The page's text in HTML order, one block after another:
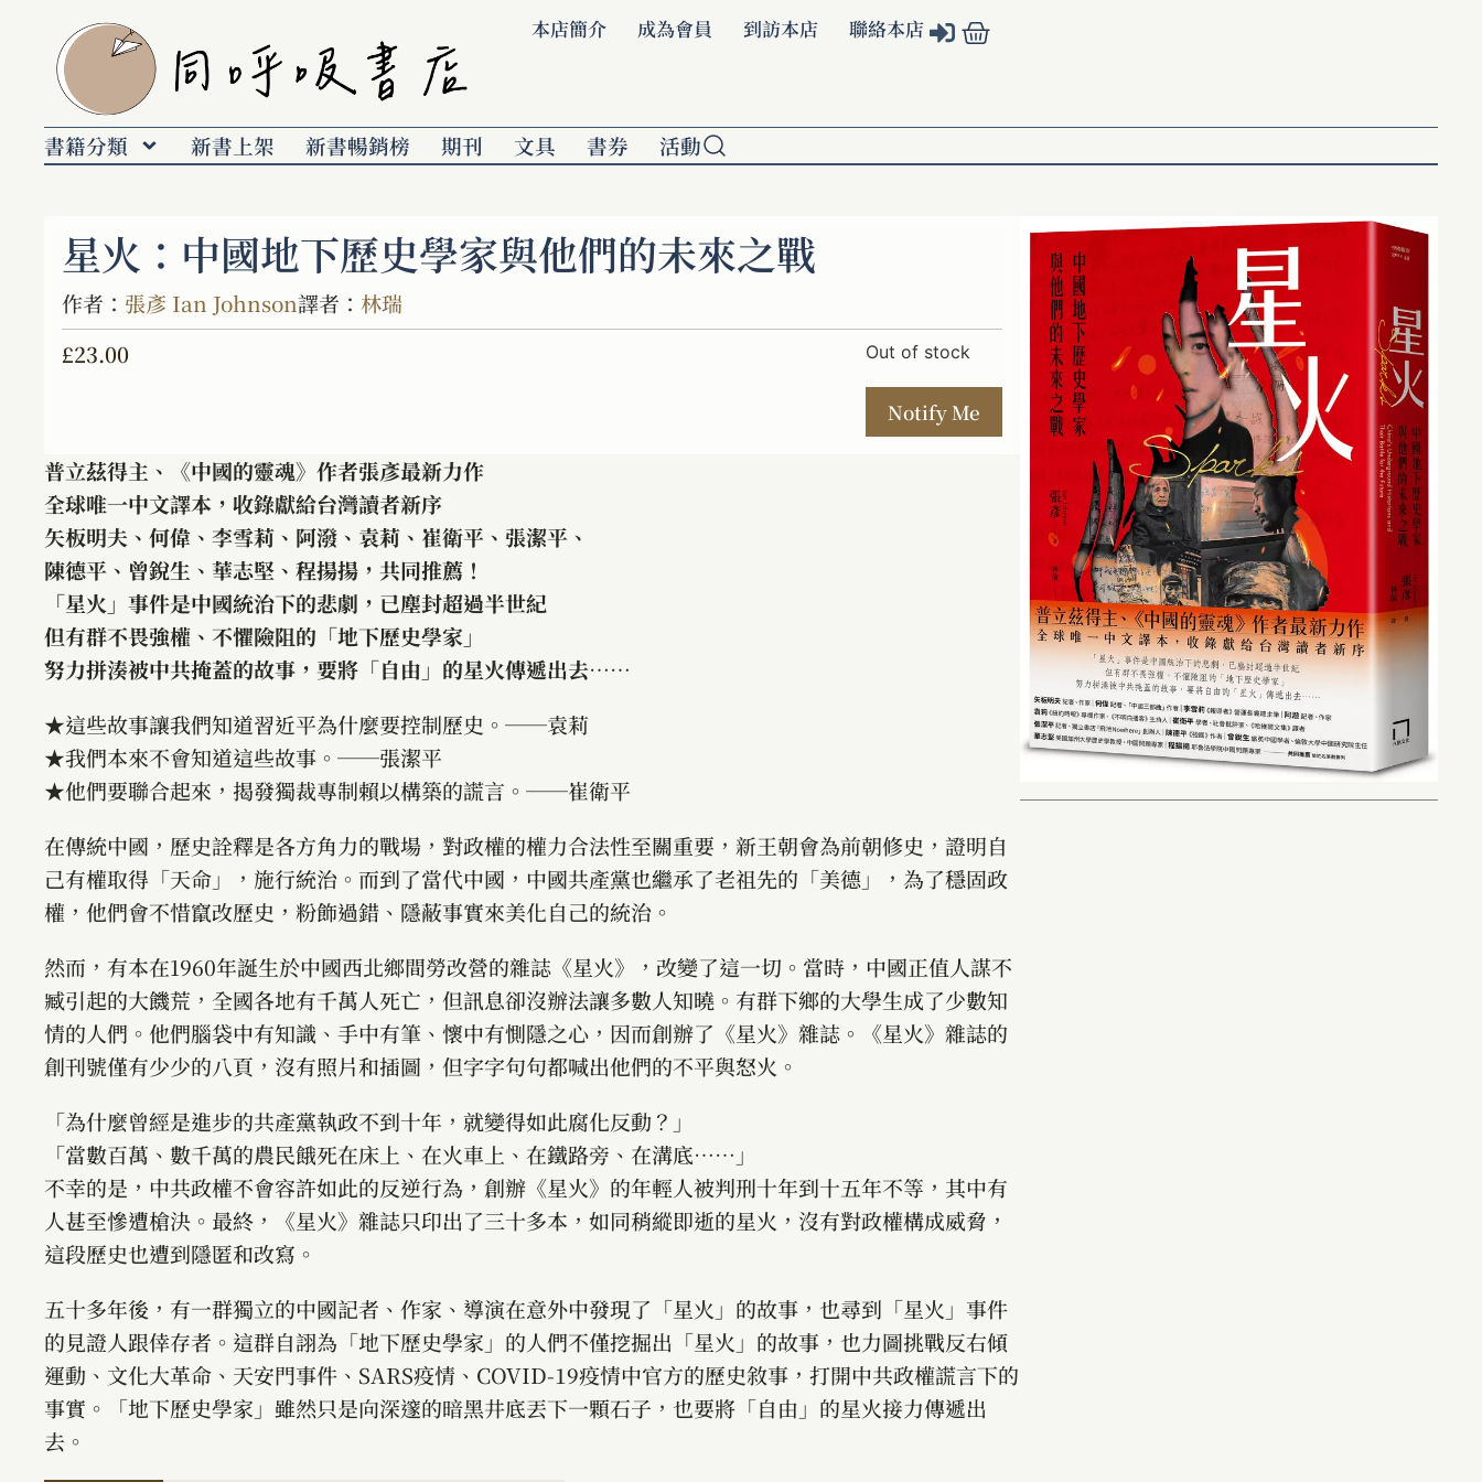
本店簡介 成為會員 到訪本店 聯絡本店
書籍分類 新書上架 新書暢銷榜 期刊 文具 書券 活動
星火：中國地下歷史學家與他們的未來之戰
作者： 張彥 Ian Johnson譯者： 林瑞
£23.00 Out of stock
普立茲得主、《中國的靈魂》作者張彥最新力作
全球唯一中文譯本，收錄獻給台灣讀者新序
矢板明夫、何偉、李雪莉、阿潑、袁莉、崔衛平、張潔平、
陳德平、曾銳生、華志堅、程揚揚，共同推薦！
「星火」事件是中國統治下的悲劇，已塵封超過半世紀
但有群不畏強權、不懼險阻的「地下歷史學家」
努力拼湊被中共掩蓋的故事，要將「自由」的星火傳遞出去……
★這些故事讓我們知道習近平為什麼要控制歷史。──袁莉
★我們本來不會知道這些故事。──張潔平
★他們要聯合起來，揭發獨裁專制賴以構築的謊言。──崔衛平
在傳統中國，歷史詮釋是各方角力的戰場，對政權的權力合法性至關重要，新王朝會為前朝修史，證明自
己有權取得「天命」，施行統治。而到了當代中國，中國共產黨也繼承了老祖先的「美德」，為了穩固政
權，他們會不惜竄改歷史，粉飾過錯、隱蔽事實來美化自己的統治。
然而，有本在1960年誕生於中國西北鄉間勞改營的雜誌《星火》，改變了這一切。當時，中國正值人謀不
臧引起的大饑荒，全國各地有千萬人死亡，但訊息卻沒辦法讓多數人知曉。有群下鄉的大學生成了少數知
情的人們。他們腦袋中有知識、手中有筆、懷中有惻隱之心，因而創辦了《星火》雜誌。《星火》雜誌的
創刊號僅有少少的八頁，沒有照片和插圖，但字字句句都喊出他們的不平與怒火。
「為什麼曾經是進步的共產黨執政不到十年，就變得如此腐化反動？」
「當數百萬、數千萬的農民餓死在床上、在火車上、在鐵路旁、在溝底……」
不幸的是，中共政權不會容許如此的反逆行為，創辦《星火》的年輕人被判刑十年到十五年不等，其中有
人甚至慘遭槍決。最終，《星火》雜誌只印出了三十多本，如同稍縱即逝的星火，沒有對政權構成威脅，
這段歷史也遭到隱匿和改寫。
五十多年後，有一群獨立的中國記者、作家、導演在意外中發現了「星火」的故事，也尋到「星火」事件
的見證人跟倖存者。這群自詡為「地下歷史學家」的人們不僅挖掘出「星火」的故事，也力圖挑戰反右傾
運動、文化大革命、天安門事件、SARS疫情、COVID-19疫情中官方的歷史敘事，打開中共政權謊言下的
事實。「地下歷史學家」雖然只是向深邃的暗黑井底丟下一顆石子，也要將「自由」的星火接力傳遞出
去。